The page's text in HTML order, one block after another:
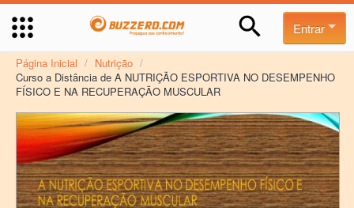
Entrar
Página Inicial / Nutrição /
Curso a Distância de A NUTRIÇÃO ESPORTIVA NO DESEMPENHO
FÍSICO E NA RECUPERAÇÃO MUSCULAR